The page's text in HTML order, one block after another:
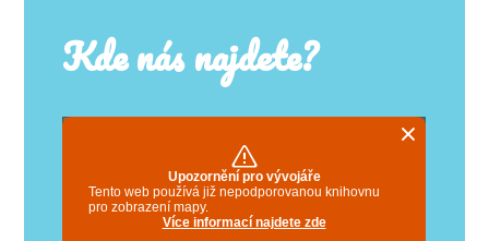
Kde nás najdete?